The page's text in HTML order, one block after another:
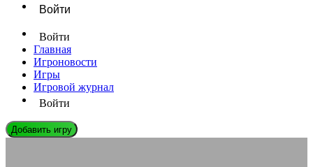
Войти
Войти
Главная
Игроновости
Игры
Игровой журнал
Войти
Добавить игру